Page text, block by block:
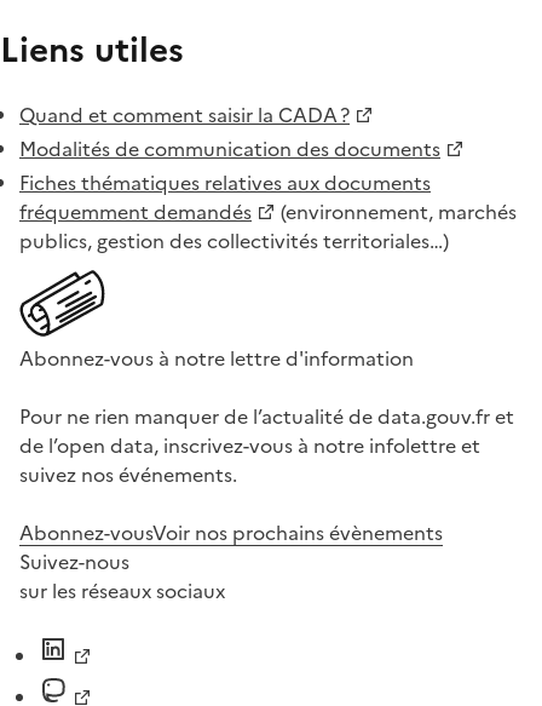
Liens utiles
Quand et comment saisir la CADA ?
Modalités de communication des documents
Fiches thématiques relatives aux documents
fréquemment demandés
(environnement, marchés
publics, gestion des collectivités territoriales…)
Abonnez-vous à notre lettre d'information
Pour ne rien manquer de l’actualité de data.gouv.fr et
de l’open data, inscrivez-vous à notre infolettre et
suivez nos événements.
Abonnez-vousVoir nos prochains évènements
Suivez-nous
sur les réseaux sociaux